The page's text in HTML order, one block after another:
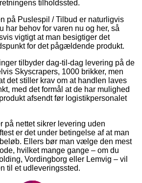
tilholdssted.
på Puslespil / Tilbud er naturligvis
har behov for varen nu og her, så
vigtigt at man besigtiger det
for det pågældende produkt.
tilbyder dag-til-dag levering på de
Skyscrapers, 1000 brikker, men
det stiller krav om at handlen laves
med det formål at de har mulighed
afsendt før logistikpersonalet
på nettet sikrer levering uden
er det under betingelse af at man
Ellers bør man vælge den mest
hvilket mange gange – om du
Vordingborg eller Lemvig – vil
til et udleveringssted.